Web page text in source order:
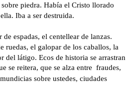
piedra. Había el Cristo llorado
Iba a ser destruida.
espadas, el centellear de lanzas.
ruedas, el galopar de los caballos, la
del látigo. Ecos de historia se arrastran
se reitera, que se alza entre  fraudes,
sobre ustedes, ciudades